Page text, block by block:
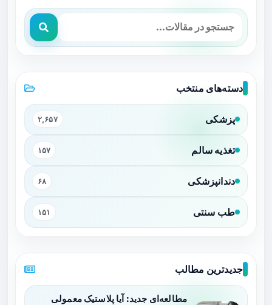
دسته‌های منتخب
پزشکی ۲,۶۵۷
تغذیه سالم ۱۵۷
دندانپزشکی ۶۸
طب سنتی ۱۵۱
جدیدترین مطالب
مطالعه‌ای جدید: آیا پلاستیک معمولی